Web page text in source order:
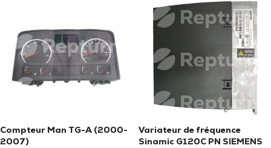
Compteur Man TG-A (2000-
2007)
Variateur de fréquence
Sinamic G120C PN SIEMENS